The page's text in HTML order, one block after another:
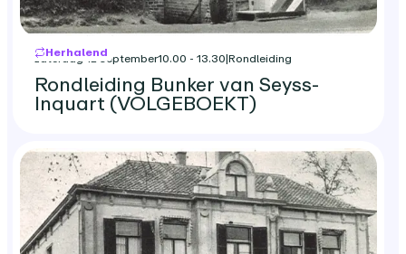
Herhalend
zaterdag 12 september10.00 - 13.30|Rondleiding
Rondleiding Bunker van Seyss-
Inquart (VOLGEBOEKT)